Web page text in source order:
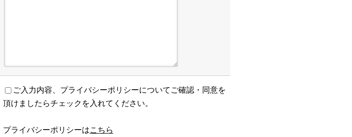
ご入力内容、プライバシーポリシーについてご確認・同意を
頂けましたらチェックを入れてください。
プライバシーポリシーはこちら